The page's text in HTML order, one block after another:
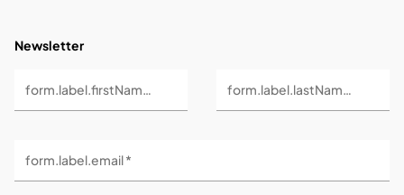
Newsletter
form.label.firstName * form.label.lastName *
form.label.email *